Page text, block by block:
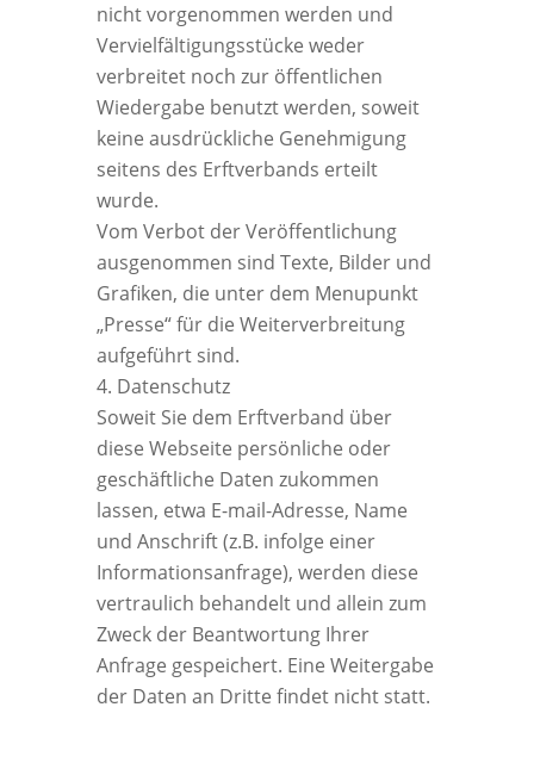
nicht vorgenommen werden und
Vervielfältigungsstücke weder
verbreitet noch zur öffentlichen
Wiedergabe benutzt werden, soweit
keine ausdrückliche Genehmigung
seitens des Erftverbands erteilt
wurde.
Vom Verbot der Veröffentlichung
ausgenommen sind Texte, Bilder und
Grafiken, die unter dem Menupunkt
„Presse“ für die Weiterverbreitung
aufgeführt sind.
Datenschutz
Soweit Sie dem Erftverband über
diese Webseite persönliche oder
geschäftliche Daten zukommen
lassen, etwa E-mail-Adresse, Name
und Anschrift (z.B. infolge einer
Informationsanfrage), werden diese
vertraulich behandelt und allein zum
Zweck der Beantwortung Ihrer
Anfrage gespeichert. Eine Weitergabe
der Daten an Dritte findet nicht statt.